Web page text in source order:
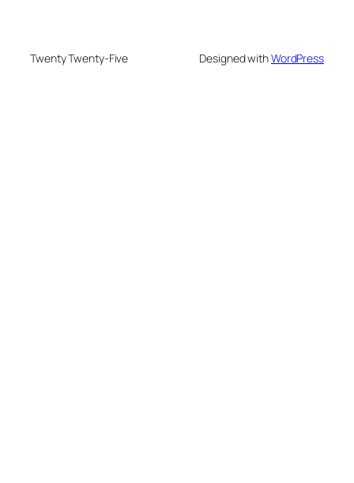
Twenty Twenty-Five Designed withWordPress